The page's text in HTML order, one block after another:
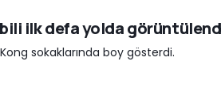
ilk defa yolda
sokaklarında boy gösterdi.